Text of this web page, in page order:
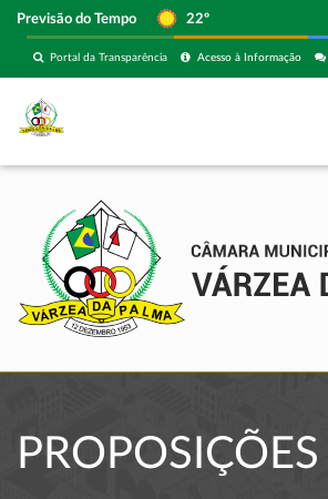
Previsão do Tempo 22º
Acesso à Informação
Portal da Transparência
PROPOSIÇÕES